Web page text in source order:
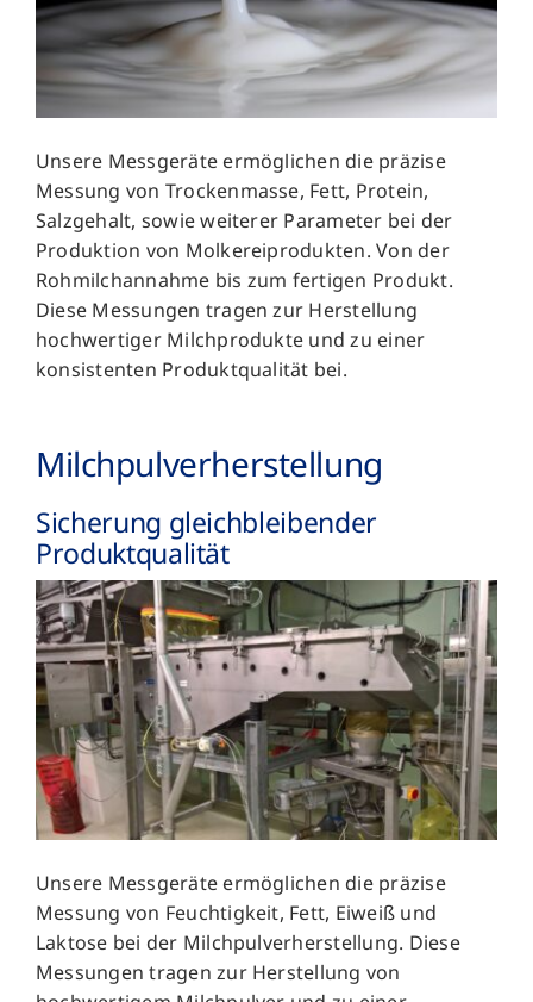
Unsere Messgeräte ermöglichen die präzise
Messung von Trockenmasse, Fett, Protein,
Salzgehalt, sowie weiterer Parameter bei der
Produktion von Molkereiprodukten. Von der
Rohmilchannahme bis zum fertigen Produkt.
Diese Messungen tragen zur Herstellung
hochwertiger Milchprodukte und zu einer
konsistenten Produktqualität bei.
Milchpulverherstellung
Sicherung gleichbleibender
Produktqualität
Unsere Messgeräte ermöglichen die präzise
Messung von Feuchtigkeit, Fett, Eiweiß und
Laktose bei der Milchpulverherstellung. Diese
Messungen tragen zur Herstellung von